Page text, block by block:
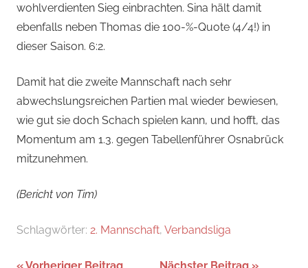
wohlverdienten Sieg einbrachten. Sina hält damit
ebenfalls neben Thomas die 100-%-Quote (4/4!) in
dieser Saison. 6:2.
Damit hat die zweite Mannschaft nach sehr
abwechslungsreichen Partien mal wieder bewiesen,
wie gut sie doch Schach spielen kann, und hofft, das
Momentum am 1.3. gegen Tabellenführer Osnabrück
mitzunehmen.
(Bericht von Tim)
Schlagwörter: 2. Mannschaft, Verbandsliga